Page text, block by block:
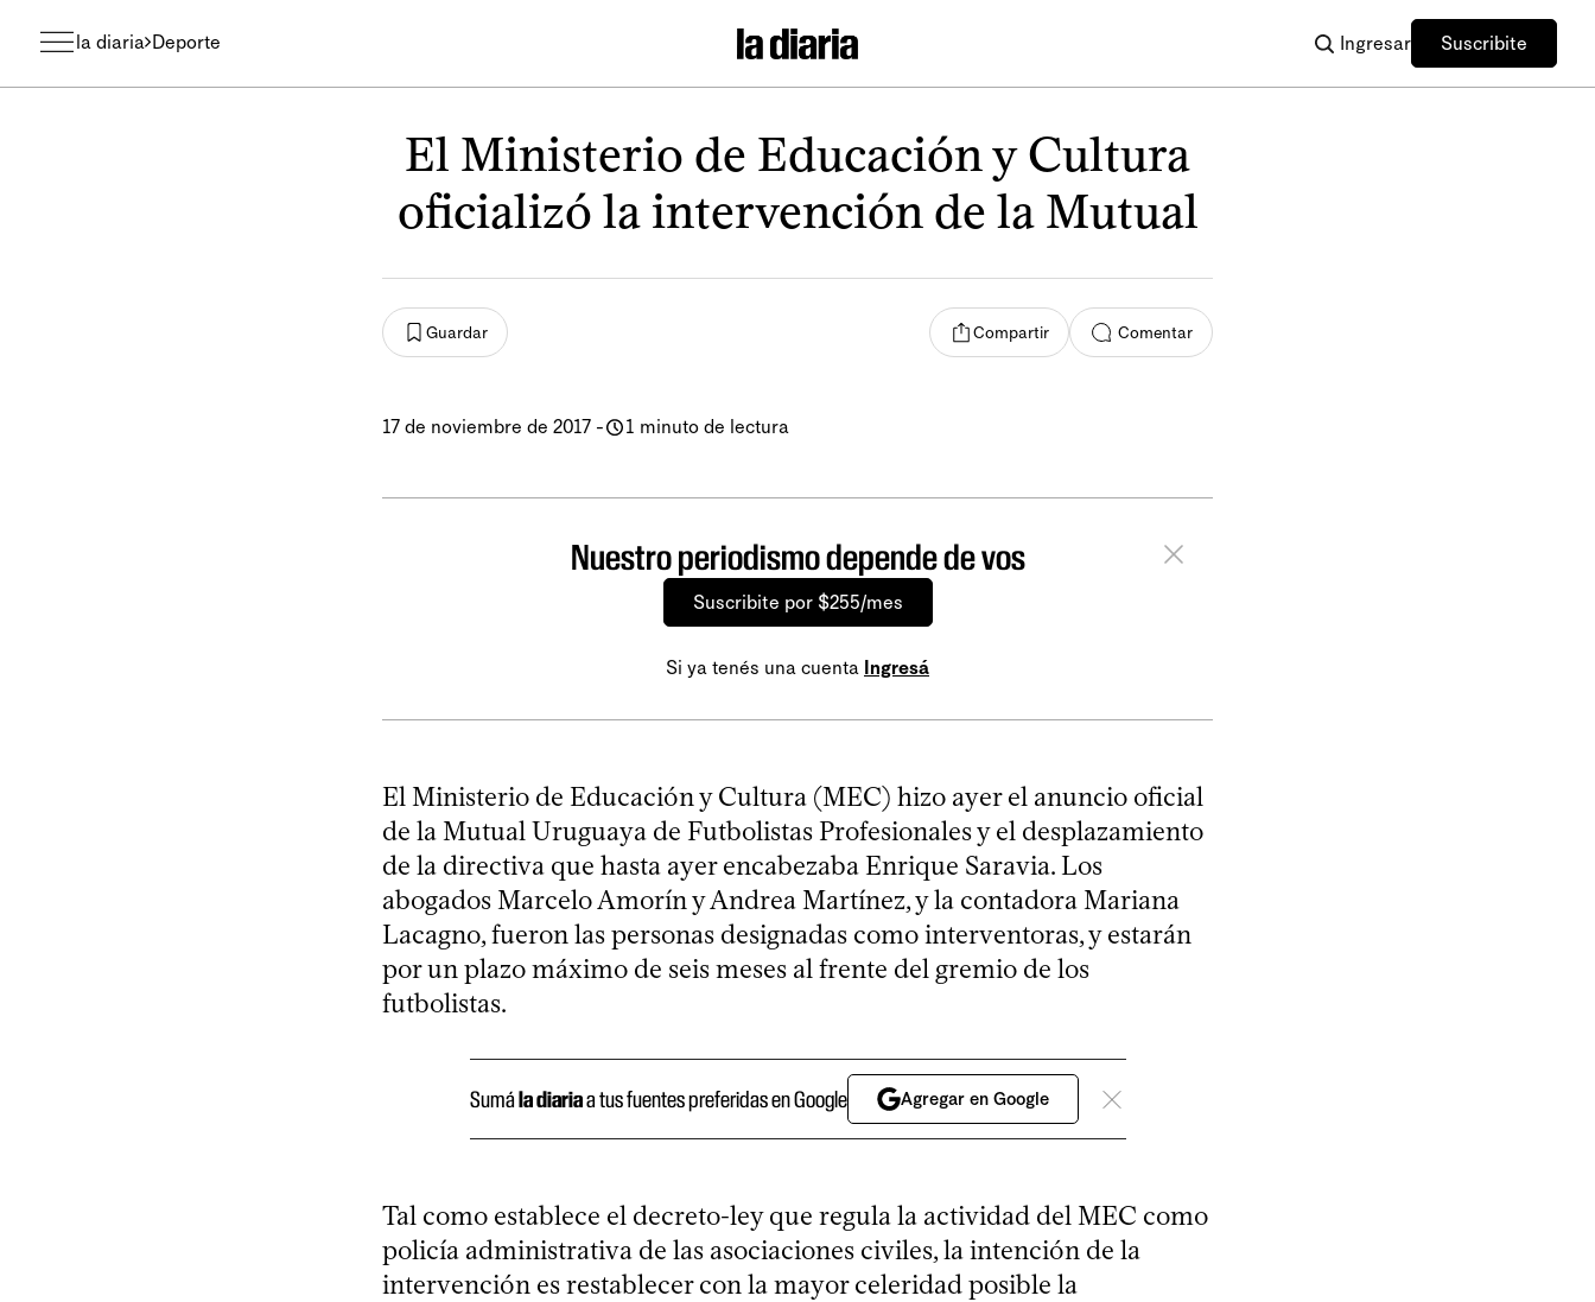
la diaria Deporte Ingresar Suscribite
El Ministerio de Educación y Cultura
oficializó la intervención de la Mutual
Guardar Compartir Comentar
17 de noviembre de 2017 - 1 minuto de lectura
Nuestro periodismo depende de vos
Suscribite por $255/mes
Si ya tenés una cuenta Ingresá
El Ministerio de Educación y Cultura (MEC) hizo ayer el anuncio oficial
de la Mutual Uruguaya de Futbolistas Profesionales y el desplazamiento
de la directiva que hasta ayer encabezaba Enrique Saravia. Los
abogados Marcelo Amorín y Andrea Martínez, y la contadora Mariana
Lacagno, fueron las personas designadas como interventoras, y estarán
por un plazo máximo de seis meses al frente del gremio de los
futbolistas.
Sumála diariaa tus fuentes preferidas en Google Agregar en Google
Tal como establece el decreto-ley que regula la actividad del MEC como
policía administrativa de las asociaciones civiles, la intención de la
intervención es restablecer con la mayor celeridad posible la